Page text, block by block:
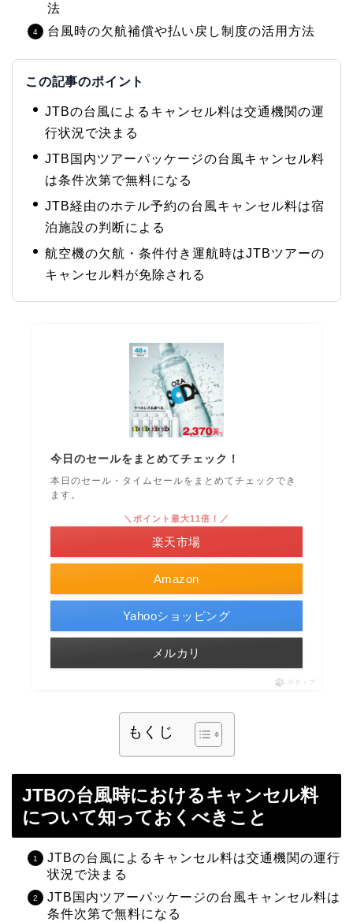
法
台風時の欠航補償や払い戻し制度の活用方法
この記事のポイント
JTBの台風によるキャンセル料は交通機関の運
行状況で決まる
JTB国内ツアーパッケージの台風キャンセル料
は条件次第で無料になる
JTB経由のホテル予約の台風キャンセル料は宿
泊施設の判断による
航空機の欠航・条件付き運航時はJTBツアーの
キャンセル料が免除される
今日のセールをまとめてチェック！
本日のセール・タイムセールをまとめてチェックでき
ます。
Amazon
＼ポイント最大11倍！／
楽天市場
Yahooショッピング
メルカリ
ポチップ
もくじ
JTBの台風時におけるキャンセル料
について知っておくべきこと
JTBの台風によるキャンセル料は交通機関の運行
状況で決まる
JTB国内ツアーパッケージの台風キャンセル料は
条件次第で無料になる